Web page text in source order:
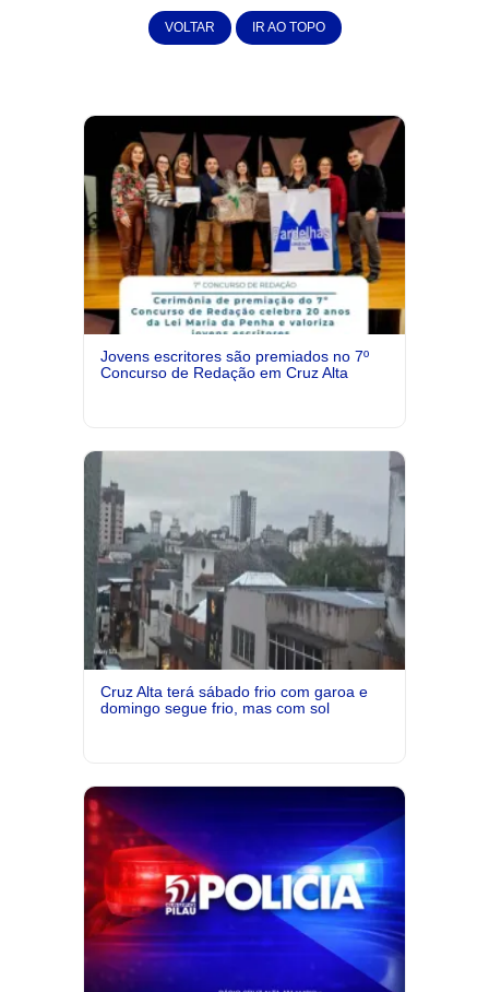
VOLTAR IR AO TOPO
Jovens escritores são premiados no 7º
Concurso de Redação em Cruz Alta
Cruz Alta terá sábado frio com garoa e
domingo segue frio, mas com sol